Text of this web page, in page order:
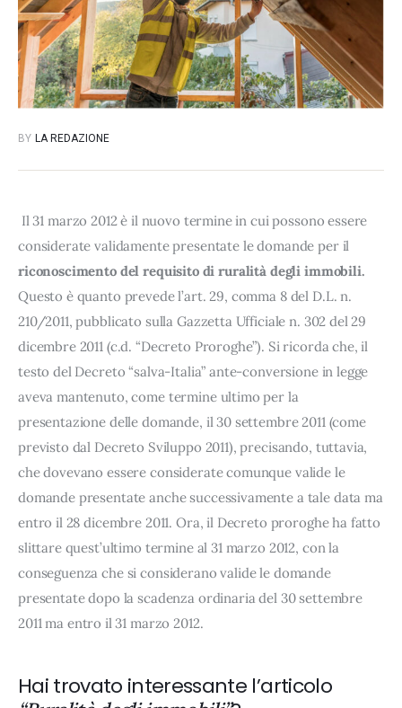
BY LA REDAZIONE
Il 31 marzo 2012 è il nuovo termine in cui possono essere
considerate validamente presentate le domande per il
riconoscimento del requisito di ruralità degli immobili.
Questo è quanto prevede l’art. 29, comma 8 del D.L. n.
210/2011, pubblicato sulla Gazzetta Ufficiale n. 302 del 29
dicembre 2011 (c.d. “Decreto Proroghe”). Si ricorda che, il
testo del Decreto “salva-Italia” ante-conversione in legge
aveva mantenuto, come termine ultimo per la
presentazione delle domande, il 30 settembre 2011 (come
previsto dal Decreto Sviluppo 2011), precisando, tuttavia,
che dovevano essere considerate comunque valide le
domande presentate anche successivamente a tale data ma
entro il 28 dicembre 2011. Ora, il Decreto proroghe ha fatto
slittare quest’ultimo termine al 31 marzo 2012, con la
conseguenza che si considerano valide le domande
presentate dopo la scadenza ordinaria del 30 settembre
2011 ma entro il 31 marzo 2012.
Hai trovato interessante l’articolo